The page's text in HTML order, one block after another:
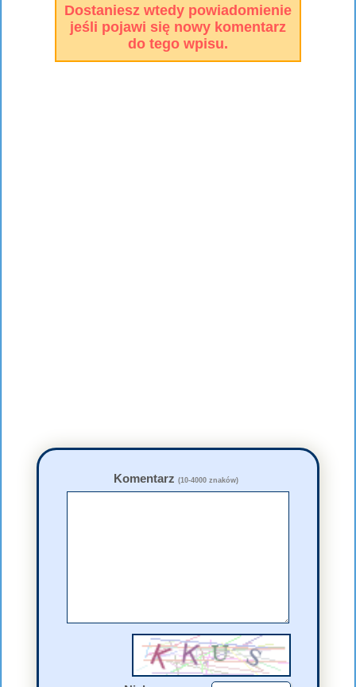
Dostaniesz wtedy powiadomienie
jeśli pojawi się nowy komentarz
do tego wpisu.
Komentarz (10-4000 znaków)